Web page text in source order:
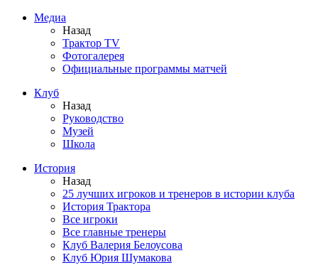
Медиа
Назад
Трактор TV
Фотогалерея
Официальные программы матчей
Клуб
Назад
Руководство
Музей
Школа
История
Назад
25 лучших игроков и тренеров в истории клуба
История Трактора
Все игроки
Все главные тренеры
Клуб Валерия Белоусова
Клуб Юрия Шумакова